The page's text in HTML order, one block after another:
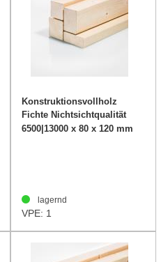
Konstruktionsvollholz
Fichte Nichtsichtqualität
80/120mm
6500|13000 x 80 x 120 mm
lagernd
VPE: 1